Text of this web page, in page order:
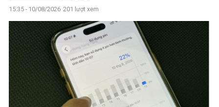
15:35 - 10/08/2026 201 lượt xem